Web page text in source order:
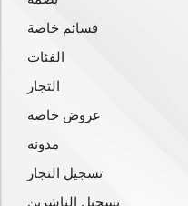
قسائم خاصة
الفئات
التجار
عروض خاصة
مدونة
تسجيل التجار
تسجيل الناشرين